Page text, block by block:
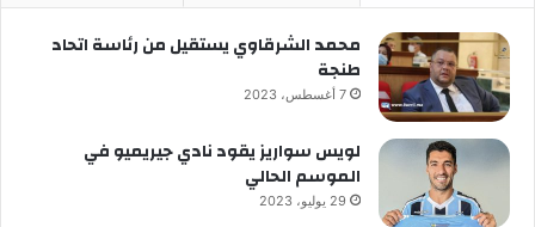
محمد الشرقاوي يستقيل من رئاسة اتحاد
طنجة
7 أغسطس، 2023
لويس سواريز يقود نادي جيريميو في
الموسم الحالي
29 يوليو، 2023